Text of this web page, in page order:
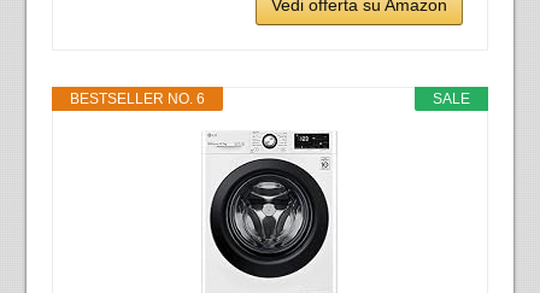
Vedi offerta su Amazon
SALE
BESTSELLER NO. 6